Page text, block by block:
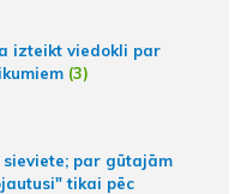
izteikt viedokli par
(3)
par gūtajām
tikai pēc